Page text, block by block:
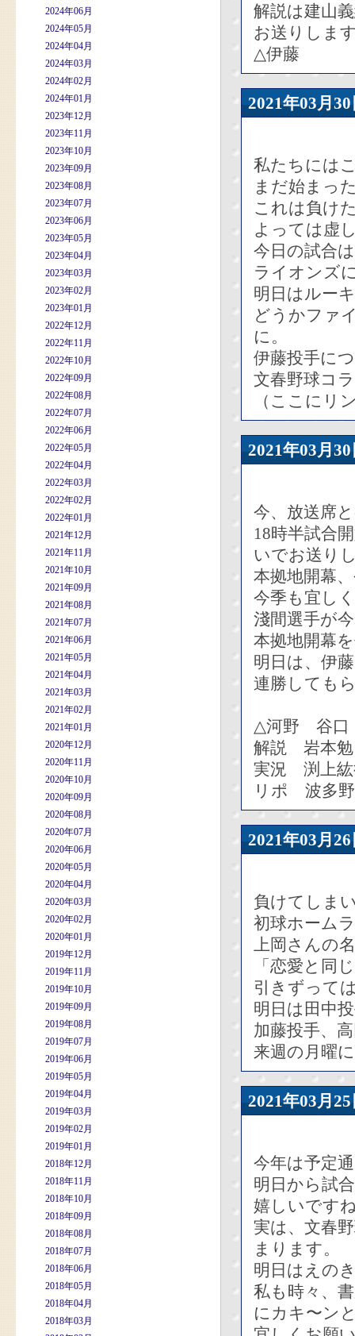
2024年06月
2024年05月
2024年04月
2024年03月
2024年02月
2024年01月
2023年12月
2023年11月
2023年10月
2023年09月
2023年08月
2023年07月
2023年06月
2023年05月
2023年04月
2023年03月
2023年02月
2023年01月
2022年12月
2022年11月
2022年10月
2022年09月
2022年08月
2022年07月
2022年06月
2022年05月
2022年04月
2022年03月
2022年02月
2022年01月
2021年12月
2021年11月
2021年10月
2021年09月
2021年08月
2021年07月
2021年06月
2021年05月
2021年04月
2021年03月
2021年02月
2021年01月
2020年12月
2020年11月
2020年10月
2020年09月
2020年08月
2020年07月
2020年06月
2020年05月
2020年04月
2020年03月
2020年02月
2020年01月
2019年12月
2019年11月
2019年10月
2019年09月
2019年08月
2019年07月
2019年06月
2019年05月
2019年04月
2019年03月
2019年02月
2019年01月
2018年12月
2018年11月
2018年10月
2018年09月
2018年08月
2018年07月
2018年06月
2018年05月
2018年04月
2018年03月
解説は建山
お送りしま
△伊藤
2021年03
私たちには
まだ始まっ
これは負け
よっては虚
今日の試合
ライオンズ
明日はルー
どうかファ
に。
伊藤投手に
文春野球コ
（ここにリ
2021年03
今、放送席
18時半試合
いでお送り
本拠地開幕
今季も宜し
淺間選手が
本拠地開幕
明日は、伊
連勝しても
△河野 谷口
解説 岩本
実況 渕上紘
リポ 波多
2021年03
負けてしま
初球ホーム
上岡さんの
「恋愛と同
引きずって
明日は田中
加藤投手、
来週の月曜
2021年03
今年は予定
明日から試
嬉しいです
実は、文春
まります。
明日はえの
私も時々、
にカキ〜ン